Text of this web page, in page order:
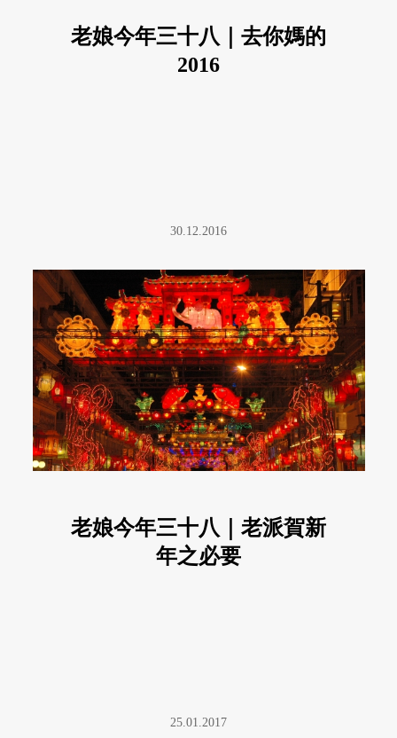
老娘今年三十八｜去你媽的
2016
30.12.2016
老娘今年三十八｜老派賀新
年之必要
25.01.2017